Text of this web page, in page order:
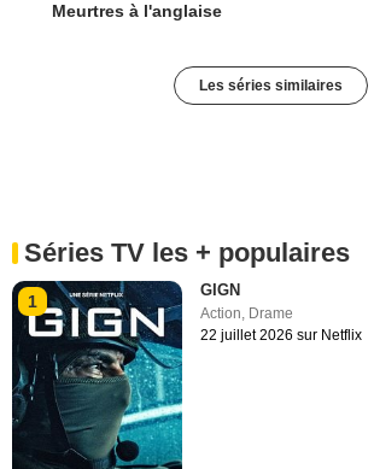
Meurtres à l'anglaise
Les séries similaires
Séries TV les + populaires
1
GIGN
Action, Drame
22 juillet 2026 sur Netflix